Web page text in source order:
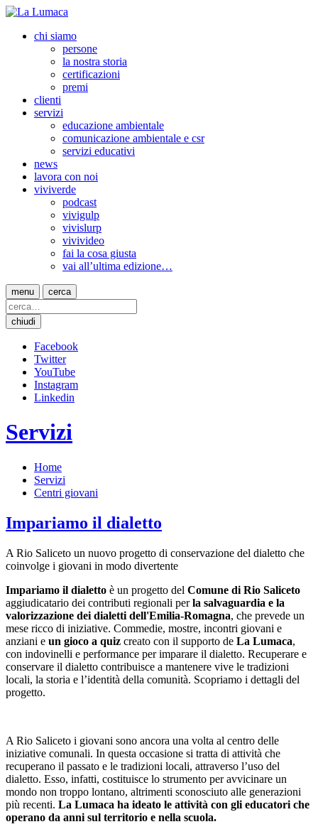
chi siamo
persone
la nostra storia
certificazioni
premi
clienti
servizi
educazione ambientale
comunicazione ambientale e csr
servizi educativi
news
lavora con noi
viviverde
podcast
vivigulp
vivislurp
vivivideo
fai la cosa giusta
vai all’ultima edizione…
menu cerca
chiudi
Facebook
Twitter
YouTube
Instagram
Linkedin
Servizi
Home
Servizi
Centri giovani
Impariamo il dialetto
A Rio Saliceto un nuovo progetto di conservazione del dialetto che
coinvolge i giovani in modo divertente
Impariamo il dialetto è un progetto del Comune di Rio Saliceto
aggiudicatario dei contributi regionali perla salvaguardia e la
valorizzazione dei dialetti dell'Emilia-Romagna, che prevede un
mese ricco di iniziative. Commedie, mostre, incontri giovani e
anziani e un gioco a quiz creato con il supporto de La Lumaca,
con indovinelli e performance per imparare il dialetto. Recuperare e
conservare il dialetto contribuisce a mantenere vive le tradizioni
locali, la storia e l’identità della comunità. Scopriamo i dettagli del
progetto.
A Rio Saliceto i giovani sono ancora una volta al centro delle
iniziative comunali. In questa occasione si tratta di attività che
recuperano il passato e le tradizioni locali, attraverso l’uso del
dialetto. Esso, infatti, costituisce lo strumento per avvicinare un
mondo non troppo lontano, altrimenti sconosciuto alle generazioni
più recenti. La Lumaca ha ideato le attività con gli educatori che
operano da anni sul territorio e nella scuola.